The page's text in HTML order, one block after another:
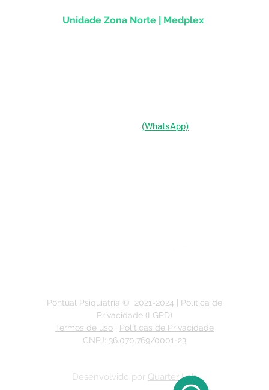
Unidade Zona Norte | Medplex
(WhatsApp)
Pontual Psiquiatria © 2021-2024 | Política de
Privacidade (LGPD)
Termos de uso | Políticas de Privacidade
CNPJ: 36.070.769/0001-23
Desenvolvido por Quarter Lab